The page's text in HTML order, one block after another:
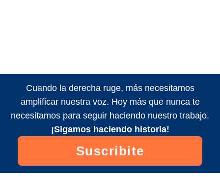
Cuando la derecha ruge, más necesitamos
amplificar nuestra voz. Hoy más que nunca te
necesitamos para seguir haciendo nuestro trabajo.
¡Sigamos haciendo historia!
Suscribite